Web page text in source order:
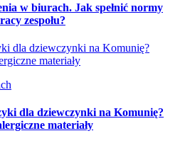
w biurach. Jak spełnić normy
zespołu?
dla dziewczynki na Komunię?
materiały
dla dziewczynki na Komunię?
materiały